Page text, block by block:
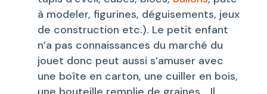
à modeler, figurines, déguisements, jeux
de construction etc.). Le petit enfant
n’a pas connaissances du marché du
jouet donc peut aussi s’amuser avec
une boîte en carton, une cuiller en bois,